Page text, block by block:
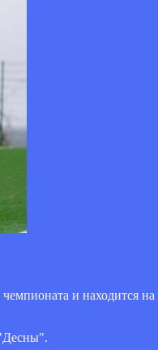
и находится на